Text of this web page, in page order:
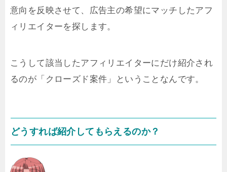
意向を反映させて、広告主の希望にマッチしたアフ
ィリエイターを探します。
こうして該当したアフィリエイターにだけ紹介され
るのが「クローズド案件」ということなんです。
どうすれば紹介してもらえるのか？